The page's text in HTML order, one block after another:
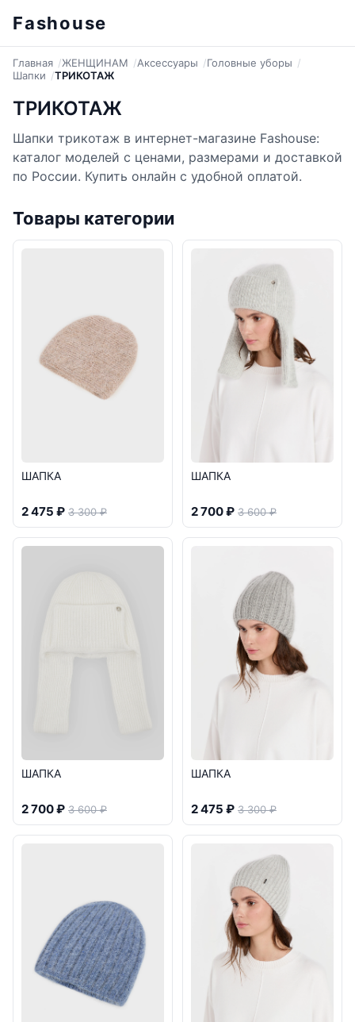
Fashouse
Главная ЖЕНЩИНАМ Аксессуары
Головные уборы
Шапки
ТРИКОТАЖ
ТРИКОТАЖ
Шапки трикотаж в интернет-магазине Fashouse:
каталог моделей с ценами, размерами и доставкой
по России. Купить онлайн с удобной оплатой.
Товары категории
ШАПКА
2 475 ₽ 3 300 ₽
ШАПКА
2 700 ₽ 3 600 ₽
ШАПКА
2 700 ₽ 3 600 ₽
ШАПКА
2 475 ₽ 3 300 ₽